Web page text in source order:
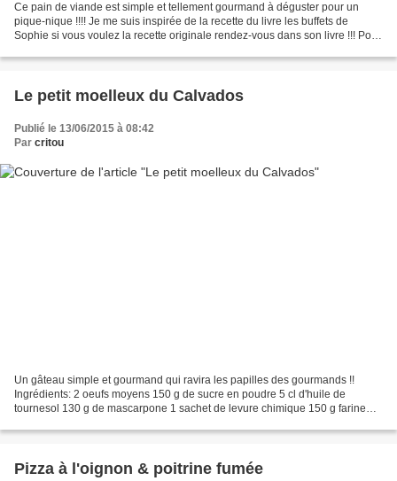
Ce pain de viande est simple et tellement gourmand à déguster pour un
pique-nique !!!! Je me suis inspirée de la recette du livre les buffets de
Sophie si vous voulez la recette originale rendez-vous dans son livre !!! Pour
Le petit moelleux du Calvados
Publié le 13/06/2015 à 08:42
Par critou
Un gâteau simple et gourmand qui ravira les papilles des gourmands !!
Ingrédients: 2 oeufs moyens 150 g de sucre en poudre 5 cl d'huile de
tournesol 130 g de mascarpone 1 sachet de levure chimique 150 g farine
Pizza à l'oignon & poitrine fumée